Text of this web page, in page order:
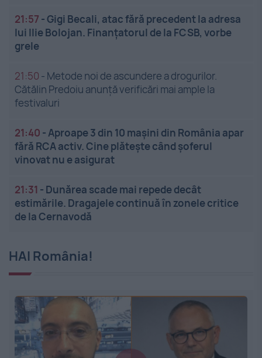
21:57 -Gigi Becali, atac fără precedent la adresa
lui Ilie Bolojan. Finanțatorul de la FCSB, vorbe
grele
21:50 - Metode noi de ascundere a drogurilor.
Cătălin Predoiu anunță verificări mai ample la
festivaluri
21:40 -Aproape 3 din 10 mașini din România apar
fără RCA activ. Cine plătește când șoferul
vinovat nu e asigurat
21:31 - Dunărea scade mai repede decât
estimările. Dragajele continuă în zonele critice
de la Cernavodă
HAI România!